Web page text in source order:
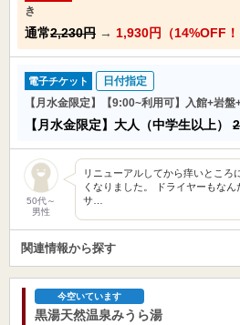
き
通常2,230円 → 1,930円（14%OFF！
電子チケット
日付指定
【月水金限定】【9:00~利用可】入館+岩
【月水金限定】大人（中学生以上）
50代～
男性
リニューアルしてから痒いところ
くなりました。 ドライヤーもな
サ…
関連情報から探す
今空いています
黒湯天然温泉みうら湯